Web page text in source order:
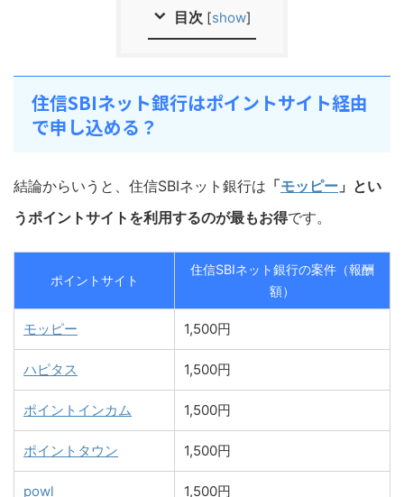
目次 [show]
住信SBIネット銀行はポイントサイト経由
で申し込める？
結論からいうと、住信SBIネット銀行は 「モッピー 」とい
うポイントサイトを利用するのが最もお得です。
ポイントサイト
住信SBIネット銀行の案件（報酬
額）
モッピー 1,500円
ハピタス 1,500円
ポイントインカム 1,500円
ポイントタウン 1,500円
powl 1,500円